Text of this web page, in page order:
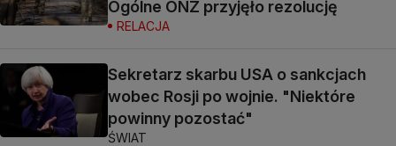
Ogólne ONZ przyjęło rezolucję
RELACJA
Sekretarz skarbu USA o sankcjach
wobec Rosji po wojnie. "Niektóre
powinny pozostać"
ŚWIAT